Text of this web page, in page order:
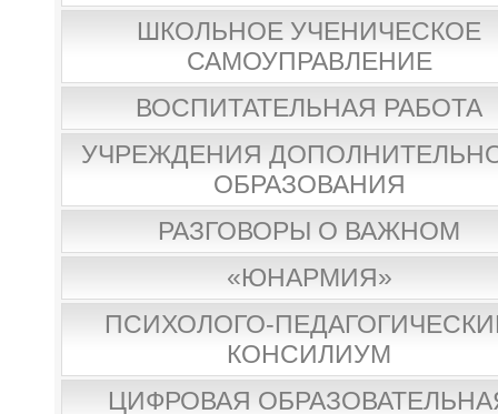
ШКОЛЬНОЕ УЧЕНИЧЕСКОЕ
САМОУПРАВЛЕНИЕ
ВОСПИТАТЕЛЬНАЯ РАБОТА
УЧРЕЖДЕНИЯ
ОБРАЗОВАНИЯ
РАЗГОВОРЫ О ВАЖНОМ
«ЮНАРМИЯ»
ПСИХОЛОГО-
КОНСИЛИУМ
ЦИФРОВАЯ